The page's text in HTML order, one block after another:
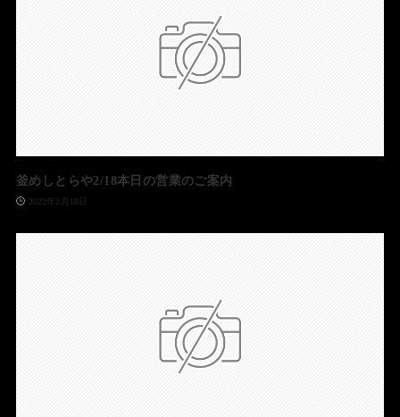
釜めしとらや2/18本日の営業のご案内
2022年2月18日